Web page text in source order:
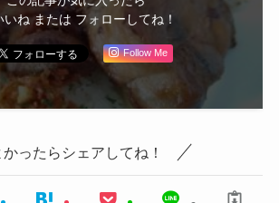
いね または フォローしてね！
Follow Me
かったらシェアしてね！